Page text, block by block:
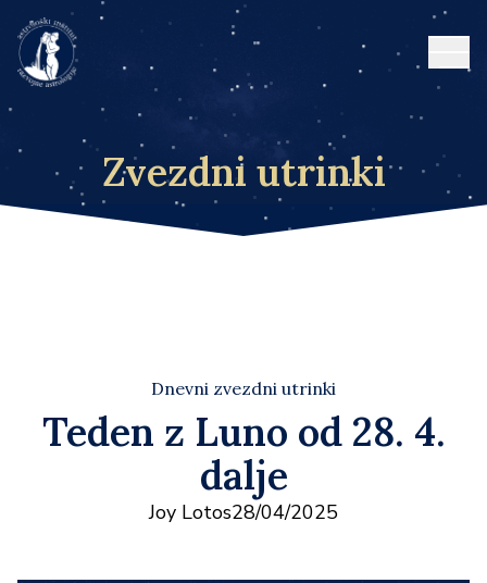
Zvezdni utrinki
Dnevni zvezdni utrinki
Teden z Luno od 28. 4.
dalje
Joy Lotos28/04/2025